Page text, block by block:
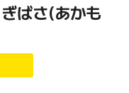
ばさ(あかも